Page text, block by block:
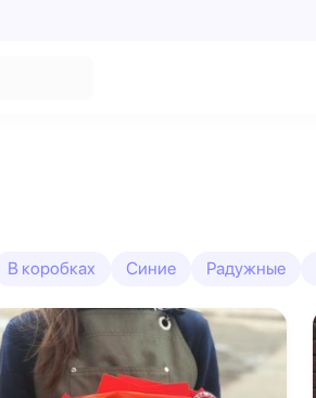
В коробках Синие Радужные